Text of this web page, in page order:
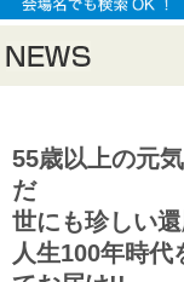
55歳以上の元
だ
世にも珍しい
人生100年時代